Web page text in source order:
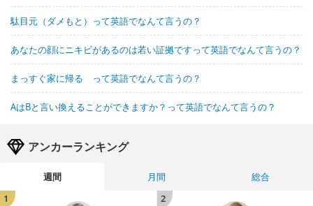
駄目元（ダメもと）って英語でなんて言うの？
あなたの顔にニキビがあるのは若い証拠ですって英語でなんて言うの？
まっすぐ家に帰る って英語でなんて言うの？
AはBと言い換えることができますか？って英語でなんて言うの？
アンカーランキング
週間 月間
総合
1
2